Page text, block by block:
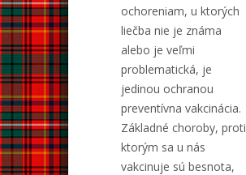
ochoreniam, u ktorých
liečba nie je známa
alebo je veľmi
problematická, je
jedinou ochranou
preventívna vakcinácia.
Základné choroby, proti
ktorým sa u nás
vakcinuje sú besnota,